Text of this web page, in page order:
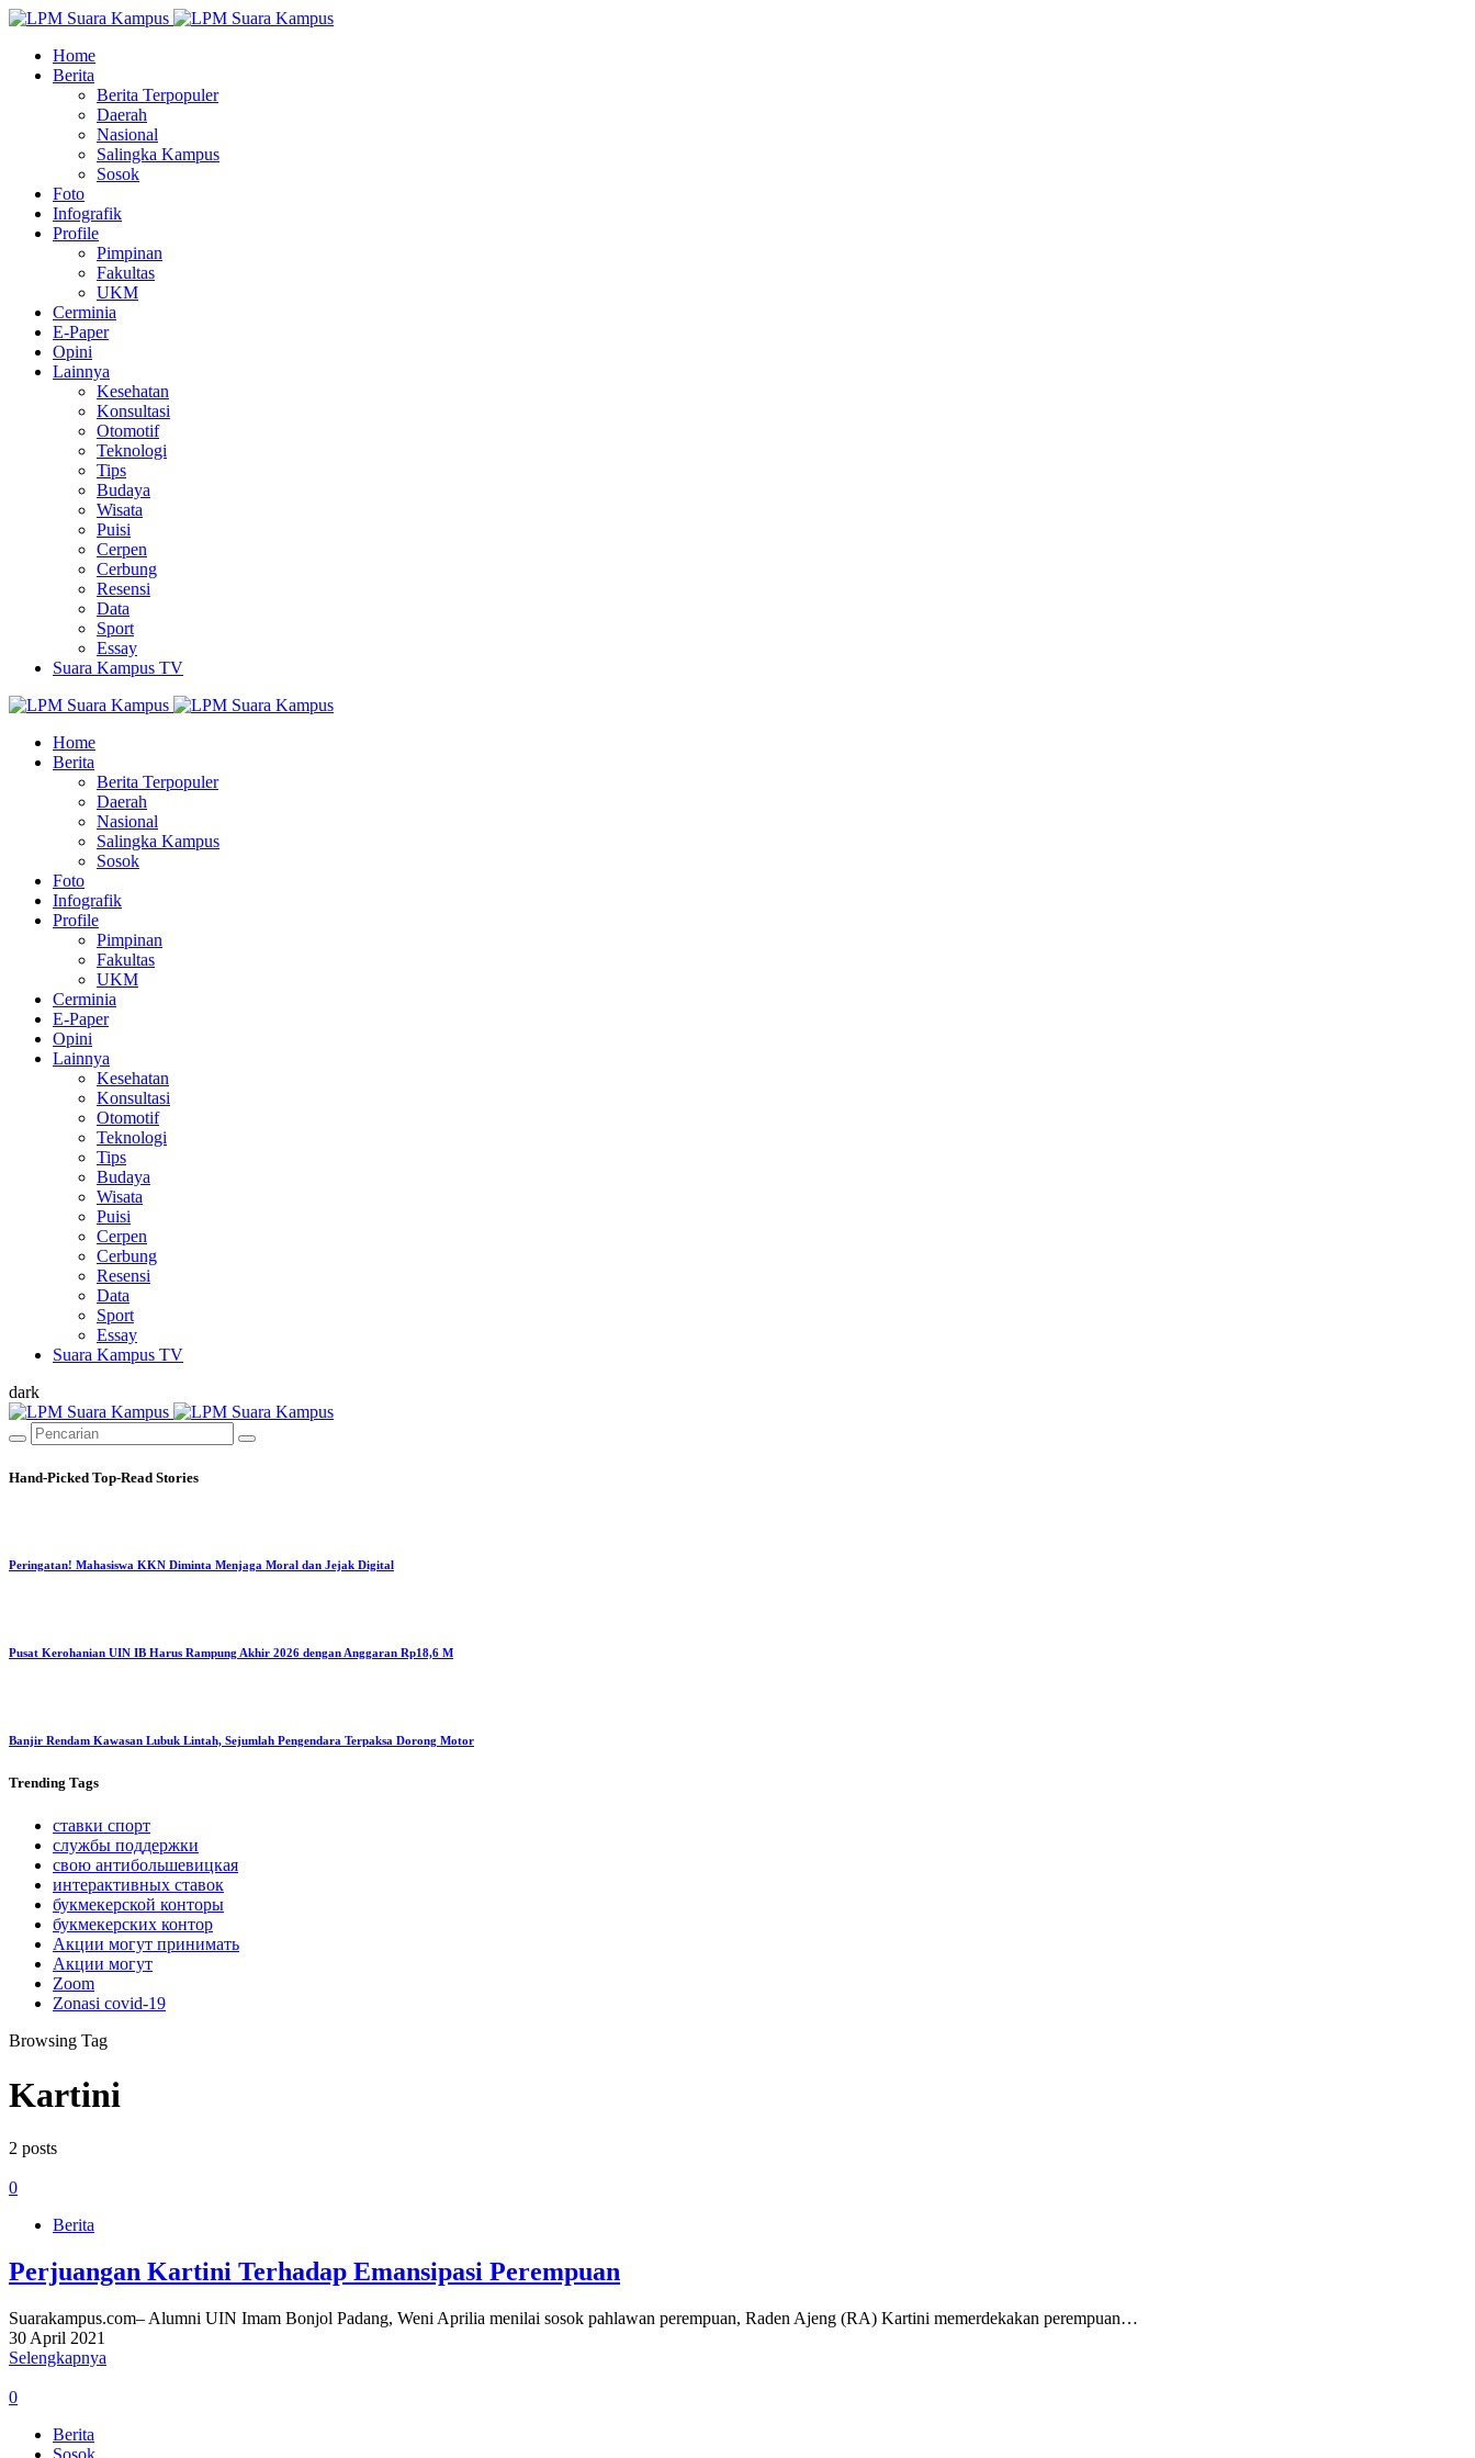
Home
Berita
Berita Terpopuler
Daerah
Nasional
Salingka Kampus
Sosok
Foto
Infografik
Profile
Pimpinan
Fakultas
UKM
Cerminia
E-Paper
Opini
Lainnya
Kesehatan
Konsultasi
Otomotif
Teknologi
Tips
Budaya
Wisata
Puisi
Cerpen
Cerbung
Resensi
Data
Sport
Essay
Suara Kampus TV
Home
Berita
Berita Terpopuler
Daerah
Nasional
Salingka Kampus
Sosok
Foto
Infografik
Profile
Pimpinan
Fakultas
UKM
Cerminia
E-Paper
Opini
Lainnya
Kesehatan
Konsultasi
Otomotif
Teknologi
Tips
Budaya
Wisata
Puisi
Cerpen
Cerbung
Resensi
Data
Sport
Essay
Suara Kampus TV
dark
Hand-Picked Top-Read Stories
Peringatan! Mahasiswa KKN Diminta Menjaga Moral dan Jejak Digital
Pusat Kerohanian UIN IB Harus Rampung Akhir 2026 dengan Anggaran Rp18,6 M
Banjir Rendam Kawasan Lubuk Lintah, Sejumlah Pengendara Terpaksa Dorong Motor
Trending Tags
ставки спорт
службы поддержки
свою антибольшевицкая
интерактивных ставок
букмекерской конторы
букмекерских контор
Акции могут принимать
Акции могут
Zoom
Zonasi covid-19
Browsing Tag
Kartini
2 posts
0
Berita
Perjuangan Kartini Terhadap Emansipasi Perempuan
Suarakampus.com– Alumni UIN Imam Bonjol Padang, Weni Aprilia menilai sosok pahlawan perempuan, Raden Ajeng (RA) Kartini memerdekakan perempuan…
30 April 2021
Selengkapnya
0
Berita
Sosok